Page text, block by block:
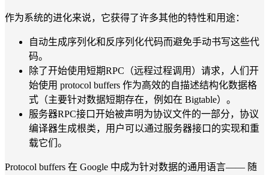
作为系统的进化来说，它获得了许多其他的特性和用途：
自动生成序列化和反序列化代码而避免手动书写这些代
码。
除了开始使用短期RPC（远程过程调用）请求，人们开
始使用 protocol buffers 作为高效的自描述结构化数据格
式（主要针对数据短期存在，例如在 Bigtable）。
服务器RPC接口开始被声明为协议文件的一部分，协议
编译器生成根类，用户可以通过服务器接口的实现和重
载它们。
Protocol buffers 在 Google 中成为针对数据的通用语言—— 随